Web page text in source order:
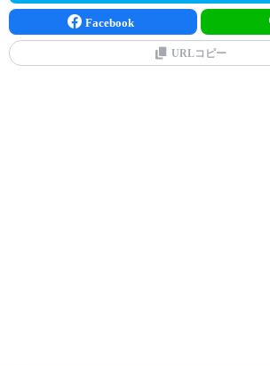
Facebook
URLコピー